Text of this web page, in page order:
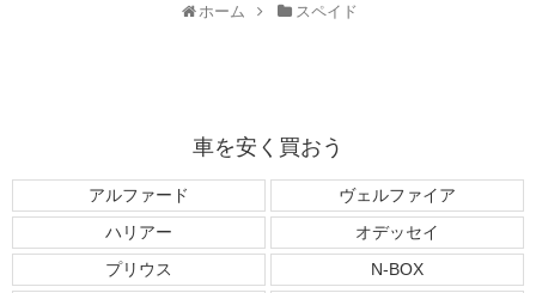
ホーム スペイド
車を安く買おう
アルファード
ヴェルファイア
ハリアー
オデッセイ
プリウス
N-BOX